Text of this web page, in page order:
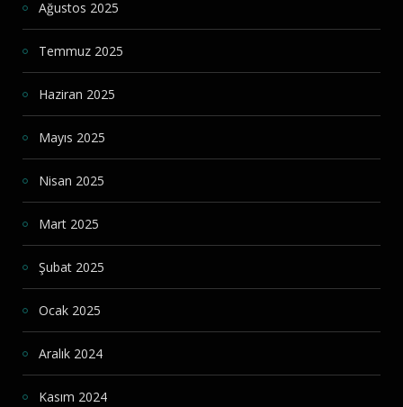
Ağustos 2025
Temmuz 2025
Haziran 2025
Mayıs 2025
Nisan 2025
Mart 2025
Şubat 2025
Ocak 2025
Aralık 2024
Kasım 2024